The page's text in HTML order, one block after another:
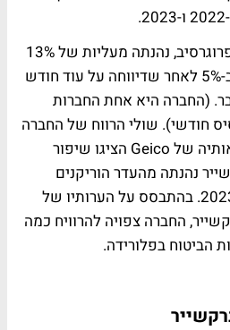
מניית חברת ביטוח הרכב פרוגרסיב, נהנתה מעליות של 13%
השנה. המניה עולה היום ב-5% לאחר שדיווחה על עוד חודש
(החברה היא אחת החברות
חודשי). שולי הרווח של החברה
עומדים על 17%. גם תוצאותיה של Geico הציגו שיפור
נהנתה מהעדר הוריקנים
גדולים בפלורידה בשנת 2023. בהתבסס על הערותיו של
החברה צפויה להרוויח כמה
הביטוח בפלורידה.